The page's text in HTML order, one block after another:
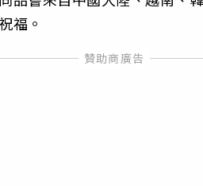
福。